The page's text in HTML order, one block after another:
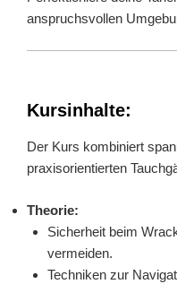
anspruchsvollen
Kursinhalte:
Der Kurs kombiniert
praxisorientierten
Theorie:
Sicherheit beim
vermeiden.
Techniken zur